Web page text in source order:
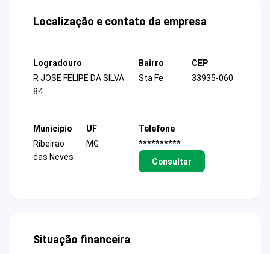
Localização e contato da empresa
Logradouro
R JOSE FELIPE DA SILVA
84
Bairro
Sta Fe
CEP
33935-060
Município
Ribeirao
das Neves
UF
MG
Telefone
**********
Consultar
Situação financeira